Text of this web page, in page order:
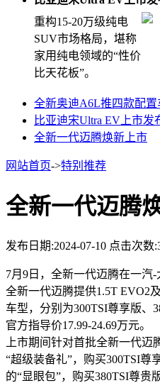
重构15-20万级纯电
SUV市场格局，堪称
家用纯电领域的“性价
比天花板”。
全新奥迪A6L推四款配置
比亚迪宋Ultra EV上市发
全新一代迈腾焕新上市
网站首页->特别推荐
全新一代迈腾
发布日期:2024-07-10 点击次数
7月9日，全新一代迈腾在一汽-
全新一代迈腾提供1.5T EVO2
车型，分别为300TSI尊享版、
官方指导价17.99-24.69万元。
上市期间针对首批全新一代迈
“超级装备礼”，购买300TSI尊
的“显眼包”，购买380TSI尊贵